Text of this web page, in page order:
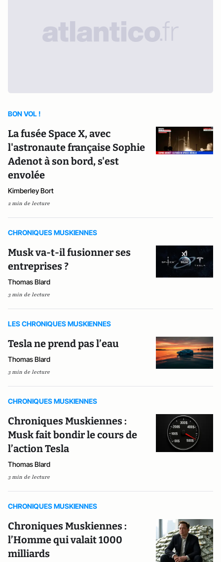
BON VOL !
La fusée Space X, avec
l'astronaute française Sophie
Adenot à son bord, s'est
envolée
Kimberley Bort
2 min de lecture
CHRONIQUES MUSKIENNES
Musk va-t-il fusionner ses
entreprises ?
Thomas Blard
3 min de lecture
LES CHRONIQUES MUSKIENNES
Tesla ne prend pas l’eau
Thomas Blard
3 min de lecture
CHRONIQUES MUSKIENNES
Chroniques Muskiennes :
Musk fait bondir le cours de
l’action Tesla
Thomas Blard
3 min de lecture
CHRONIQUES MUSKIENNES
Chroniques Muskiennes :
l’Homme qui valait 1000
milliards